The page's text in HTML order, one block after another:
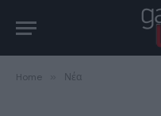
Home Νέα